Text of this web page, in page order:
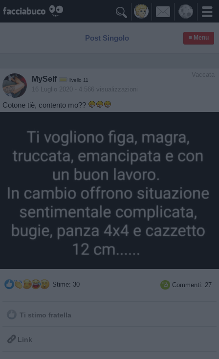

Post Singolo ≡ Menu
Vaccata
MySelf livello 11
16 Luglio 2020 - 4.566 visualizzazioni
Cotone tiè, contento mo??
Stime: 30  Commenti: 27
Ti stimo fratella
 Link